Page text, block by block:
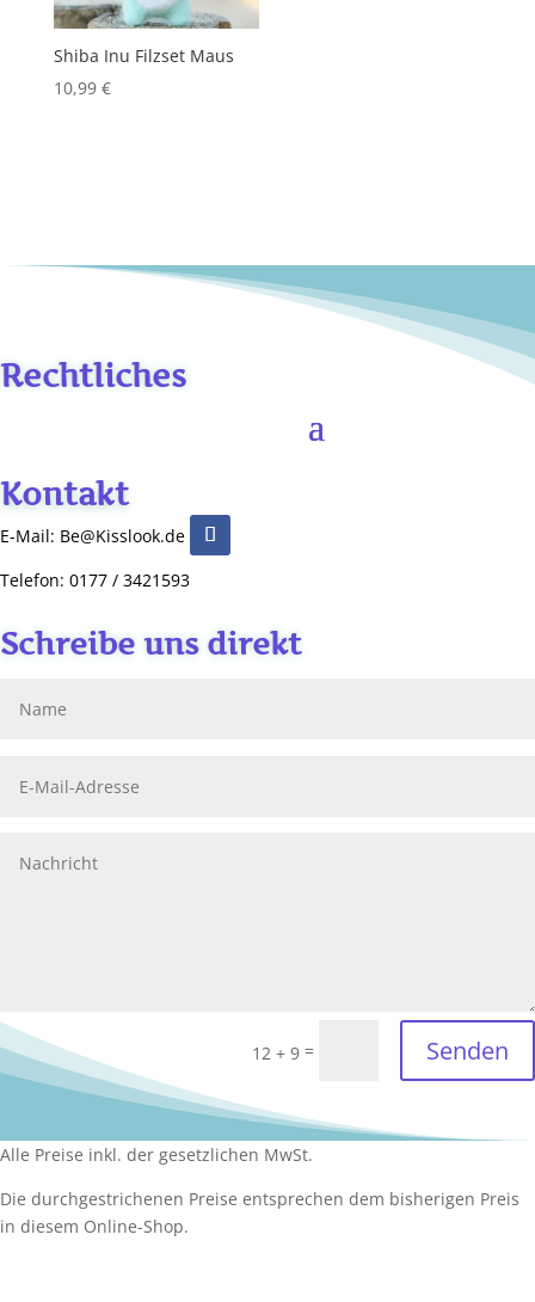
Shiba Inu Filzset Maus
10,99 €
Rechtliches
Kontakt
E-Mail: Be@Kisslook.de
Telefon: 0177 / 3421593
Schreibe uns direkt
12 + 9 = Senden
Alle Preise inkl. der gesetzlichen MwSt.
Die durchgestrichenen Preise entsprechen dem bisherigen Preis
in diesem Online-Shop.